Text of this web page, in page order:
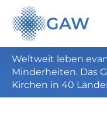
GAW
Weltweit leben
Minderheiten. Das
Kirchen in 40